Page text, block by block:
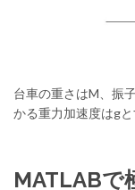
台車の重さはM、振
かる重力加速度はgと
MATLABで